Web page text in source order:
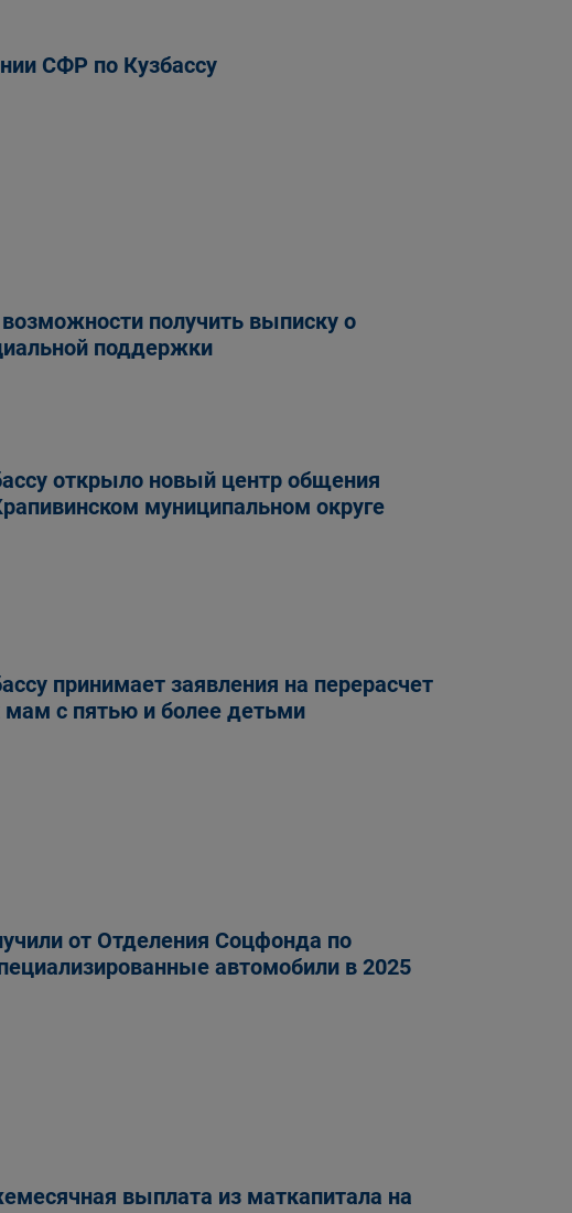
СФР по Кузбассу
получить выписку о
поддержки
открыло новый центр общения
муниципальном округе
принимает заявления на перерасчет
мам с пятью и более детьми
от Отделения Соцфонда по
автомобили в 2025
выплата из маткапитала на